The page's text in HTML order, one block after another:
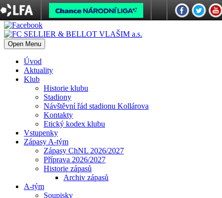
Open Menu
Úvod
Aktuality
Klub
Historie klubu
Stadiony
Návštěvní řád stadionu Kollárova
Kontakty
Etický kodex klubu
Vstupenky
Zápasy A-tým
Zápasy ChNL 2026/2027
Příprava 2026/2027
Historie zápasů
Archiv zápasů
A-tým
Soupisky